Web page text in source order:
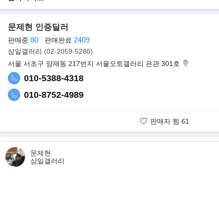
E클래스의 핵심은 더욱 역동적인 디자인, 고급스러운 소재와 다채로
편안해진 실내, 강력하고 효율적인 파워트레인, 진화된 첨단 주행보
이드된 안전 및 편의 사양 등에 있다.
문제현 인증딜러
판매중 80 판매완료 2409
삼일갤러리 (02-2059-5280)
서울 서초구 양재동 217번지 서울오토갤러리 은관 301호
010-5388-4318
010-8752-4989
판매자 찜 61
판매자 보유매물
문제현
삼일갤러리